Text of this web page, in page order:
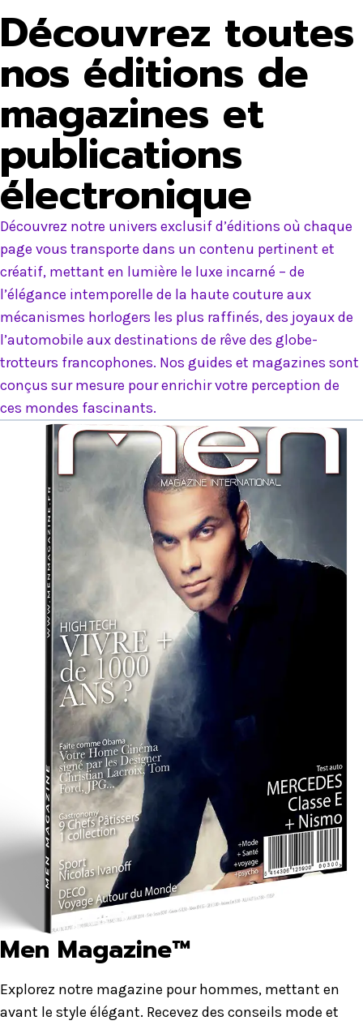
Découvrez toutes
nos éditions de
magazines et
publications
électronique
Découvrez notre univers exclusif d’éditions où chaque
page vous transporte dans un contenu pertinent et
créatif, mettant en lumière le luxe incarné – de
l’élégance intemporelle de la haute couture aux
mécanismes horlogers les plus raffinés, des joyaux de
l’automobile aux destinations de rêve des globe-
trotteurs francophones. Nos guides et magazines sont
conçus sur mesure pour enrichir votre perception de
ces mondes fascinants.
Men Magazine™
Explorez notre magazine pour hommes, mettant en
avant le style élégant. Recevez des conseils mode et